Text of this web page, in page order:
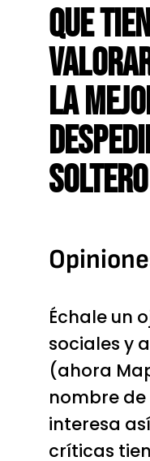
Que
La
Soltero
Échale un
sociales y
(ahora
nombre
interesa
críticas